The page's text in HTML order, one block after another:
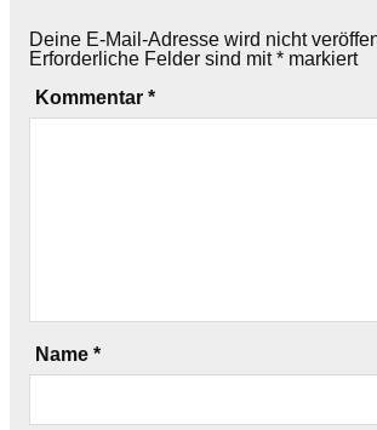
Deine E-Mail-Adresse wird nicht
Erforderliche Felder sind mit* markiert
Kommentar *
Name *